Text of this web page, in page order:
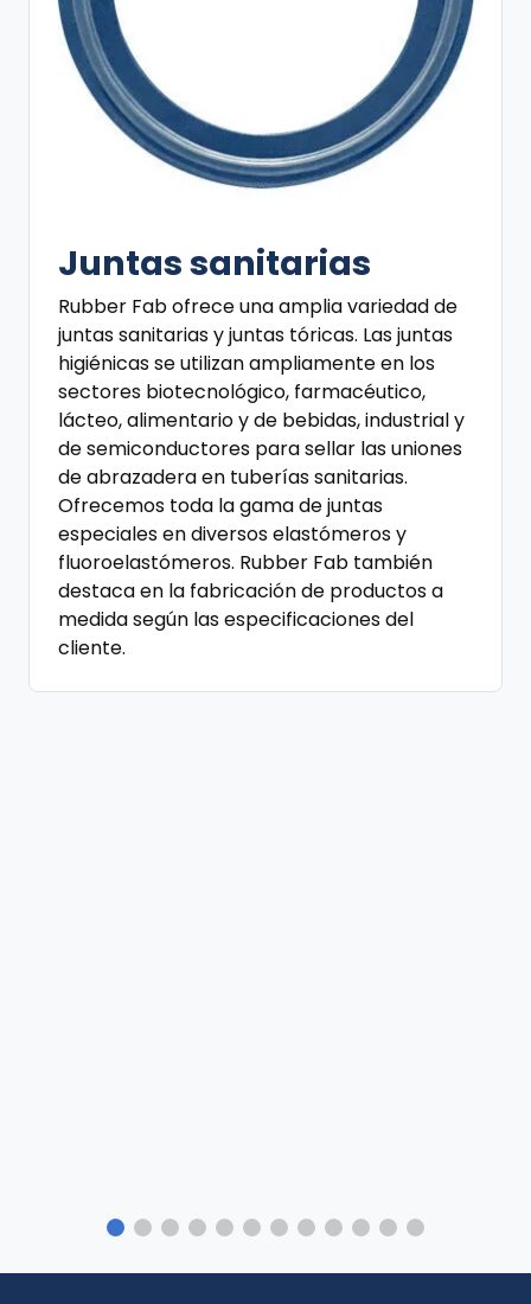
Juntas sanitarias
Rubber Fab ofrece una amplia variedad de
juntas sanitarias y juntas tóricas. Las juntas
higiénicas se utilizan ampliamente en los
sectores biotecnológico, farmacéutico,
lácteo, alimentario y de bebidas, industrial y
de semiconductores para sellar las uniones
de abrazadera en tuberías sanitarias.
Ofrecemos toda la gama de juntas
especiales en diversos elastómeros y
fluoroelastómeros. Rubber Fab también
destaca en la fabricación de productos a
medida según las especificaciones del
cliente.